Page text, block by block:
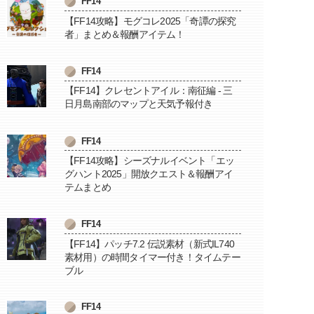
【FF14攻略】モグコレ2025「奇譚の探究
者」まとめ＆報酬アイテム！
FF14
【FF14】クレセントアイル：南征編 - 三
日月島南部のマップと天気予報付き
FF14
【FF14攻略】シーズナルイベント「エッ
グハント2025」開放クエスト＆報酬アイ
テムまとめ
FF14
【FF14】パッチ7.2 伝説素材（新式IL740
素材用）の時間タイマー付き！タイムテー
ブル
FF14